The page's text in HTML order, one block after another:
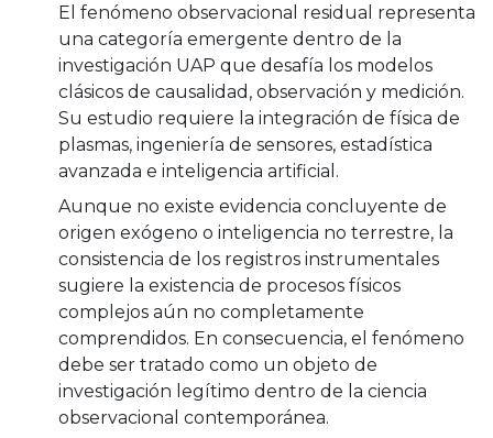
El fenómeno observacional residual representa
una categoría emergente dentro de la
investigación UAP que desafía los modelos
clásicos de causalidad, observación y medición.
Su estudio requiere la integración de física de
plasmas, ingeniería de sensores, estadística
avanzada e inteligencia artificial.
Aunque no existe evidencia concluyente de
origen exógeno o inteligencia no terrestre, la
consistencia de los registros instrumentales
sugiere la existencia de procesos físicos
complejos aún no completamente
comprendidos. En consecuencia, el fenómeno
debe ser tratado como un objeto de
investigación legítimo dentro de la ciencia
observacional contemporánea.